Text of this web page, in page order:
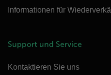
Informationen für
Support und Service
Kontaktieren Sie uns